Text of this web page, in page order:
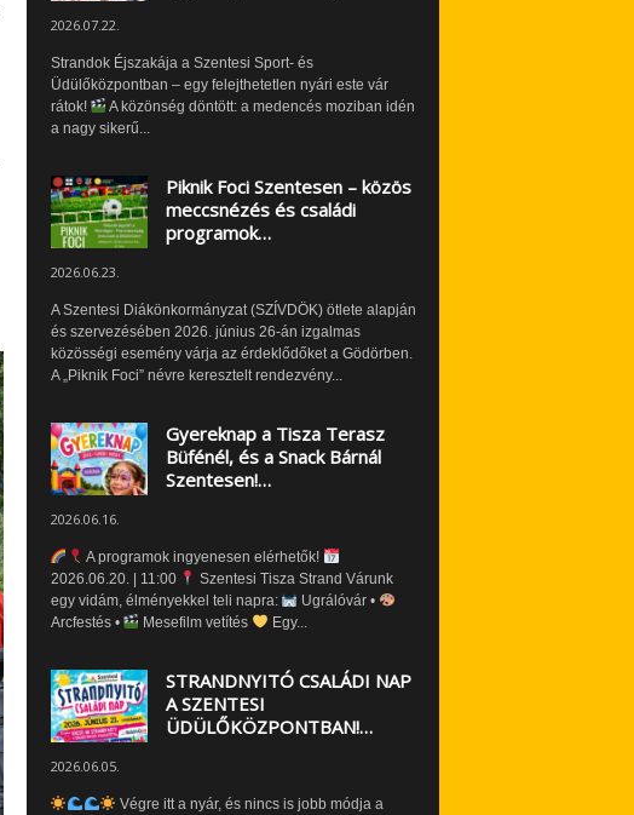
2026.07.22.
Strandok Éjszakája a Szentesi Sport- és
Üdülőközpontban – egy felejthetetlen nyári este vár
rátok!
A közönség döntött: a medencés moziban idén
a nagy sikerű...
Piknik Foci Szentesen – közös
meccsnézés és családi
programok…
2026.06.23.
A Szentesi Diákönkormányzat (SZÍVDÖK) ötlete alapján
és szervezésében 2026. június 26-án izgalmas
közösségi esemény várja az érdeklődőket a Gödörben.
A „Piknik Foci” névre keresztelt rendezvény...
Gyereknap a Tisza Terasz
Büfénél, és a Snack Bárnál
Szentesen!…
2026.06.16.
A programok ingyenesen elérhetők!
2026.06.20. | 11:00
Szentesi Tisza Strand Várunk
egy vidám, élményekkel teli napra:
Ugrálóvár •
Arcfestés •
Mesefilm vetítés Egy...
STRANDNYITÓ CSALÁDI NAP
A SZENTESI
ÜDÜLŐKÖZPONTBAN!…
2026.06.05.
Végre itt a nyár, és nincs is jobb módja a